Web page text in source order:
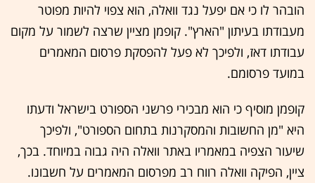
הובהר לו כי אם יפעל נגד וואלה, הוא צפוי להיות מפוטר
מעבודתו בעיתון "הארץ". קופמן מציין שרצה לשמור על מקום
עבודתו דאז, ולפיכך לא פעל להפסקת פרסום המאמרים
במועד פרסומם.
קופמן מוסיף כי הוא מבכירי פרשני הספורט בישראל ודעתו
היא "מן החשובות והמסקרנות בתחום הספורט", ולפיכך
שיעור הצפיה במאמריו באתר וואלה היה גבוה במיוחד. בכך,
ציין, הפיקה וואלה רווח רב מפרסום המאמרים על חשבונו.